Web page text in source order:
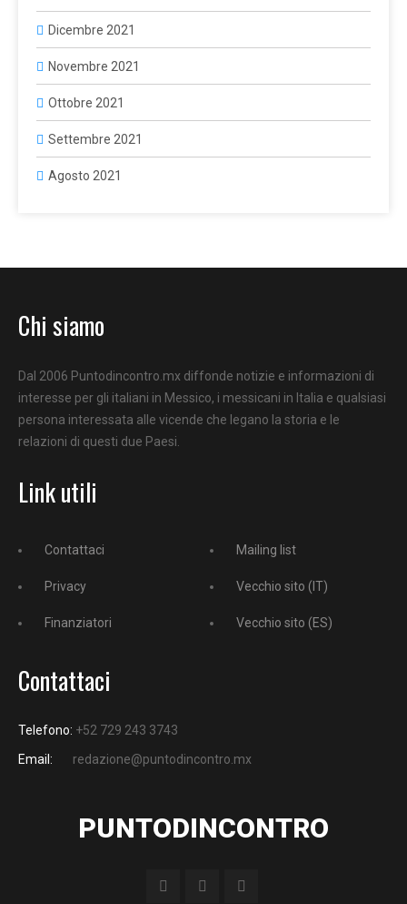
Dicembre 2021
Novembre 2021
Ottobre 2021
Settembre 2021
Agosto 2021
Chi siamo
Dal 2006 Puntodincontro.mx diffonde notizie e informazioni di
interesse per gli italiani in Messico, i messicani in Italia e qualsiasi
persona interessata alle vicende che legano la storia e le
relazioni di questi due Paesi.
Link utili
Contattaci
Privacy
Finanziatori
Mailing list
Vecchio sito (IT)
Vecchio sito (ES)
Contattaci
Telefono: +52 729 243 3743
Email:
redazione@puntodincontro.mx
PUNTODINCONTRO